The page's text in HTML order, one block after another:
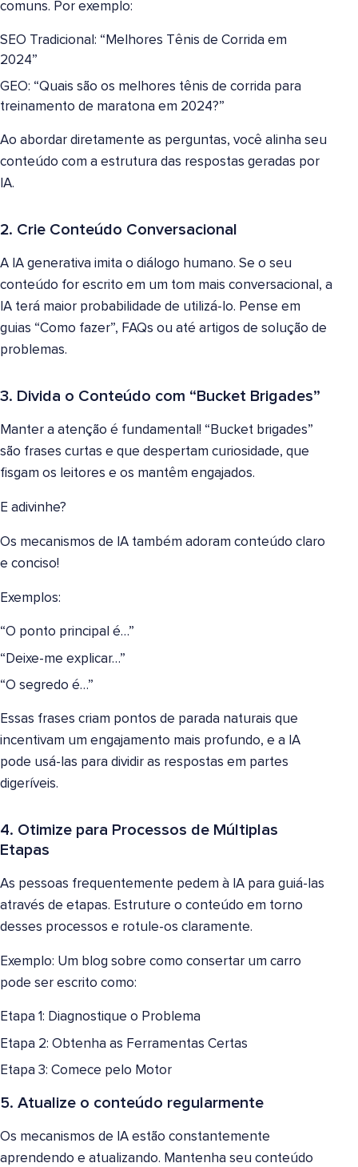
comuns. Por exemplo:
SEO Tradicional: “Melhores Tênis de Corrida em
2024”
GEO: “Quais são os melhores tênis de corrida para
treinamento de maratona em 2024?”
Ao abordar diretamente as perguntas, você alinha seu
conteúdo com a estrutura das respostas geradas por
IA.
2. Crie Conteúdo Conversacional
A IA generativa imita o diálogo humano. Se o seu
conteúdo for escrito em um tom mais conversacional, a
IA terá maior probabilidade de utilizá-lo. Pense em
guias “Como fazer”, FAQs ou até artigos de solução de
problemas.
3. Divida o Conteúdo com “Bucket Brigades”
Manter a atenção é fundamental! “Bucket brigades”
são frases curtas e que despertam curiosidade, que
fisgam os leitores e os mantêm engajados.
E adivinhe?
Os mecanismos de IA também adoram conteúdo claro
e conciso!
Exemplos:
“O ponto principal é…”
“Deixe-me explicar…”
“O segredo é…”
Essas frases criam pontos de parada naturais que
incentivam um engajamento mais profundo, e a IA
pode usá-las para dividir as respostas em partes
digeríveis.
4. Otimize para Processos de Múltiplas
Etapas
As pessoas frequentemente pedem à IA para guiá-las
através de etapas. Estruture o conteúdo em torno
desses processos e rotule-os claramente.
Exemplo: Um blog sobre como consertar um carro
pode ser escrito como:
Etapa 1: Diagnostique o Problema
Etapa 2: Obtenha as Ferramentas Certas
Etapa 3: Comece pelo Motor
5. Atualize o conteúdo regularmente
Os mecanismos de IA estão constantemente
aprendendo e atualizando. Mantenha seu conteúdo